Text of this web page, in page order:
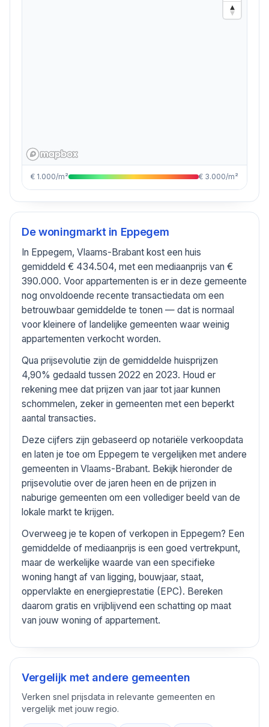
€ 1.000/m² € 3.000/m²
De woningmarkt in Eppegem
In Eppegem, Vlaams-Brabant kost een huis
gemiddeld € 434.504, met een mediaanprijs van €
390.000. Voor appartementen is er in deze gemeente
nog onvoldoende recente transactiedata om een
betrouwbaar gemiddelde te tonen — dat is normaal
voor kleinere of landelijke gemeenten waar weinig
appartementen verkocht worden.
Qua prijsevolutie zijn de gemiddelde huisprijzen
4,90% gedaald tussen 2022 en 2023. Houd er
rekening mee dat prijzen van jaar tot jaar kunnen
schommelen, zeker in gemeenten met een beperkt
aantal transacties.
Deze cijfers zijn gebaseerd op notariële verkoopdata
en laten je toe om Eppegem te vergelijken met andere
gemeenten in Vlaams-Brabant. Bekijk hieronder de
prijsevolutie over de jaren heen en de prijzen in
naburige gemeenten om een vollediger beeld van de
lokale markt te krijgen.
Overweeg je te kopen of verkopen in Eppegem? Een
gemiddelde of mediaanprijs is een goed vertrekpunt,
maar de werkelijke waarde van een specifieke
woning hangt af van ligging, bouwjaar, staat,
oppervlakte en energieprestatie (EPC). Bereken
daarom gratis en vrijblijvend een schatting op maat
van jouw woning of appartement.
Vergelijk met andere gemeenten
Verken snel prijsdata in relevante gemeenten en
vergelijk met jouw regio.